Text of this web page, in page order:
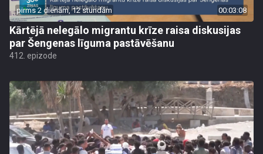
pirms 2 dienām, 12 stundām 00:03:08
Kārtējā nelegālo migrantu krīze raisa diskusijas
par Šengenas līguma pastāvēšanu
412. epizode